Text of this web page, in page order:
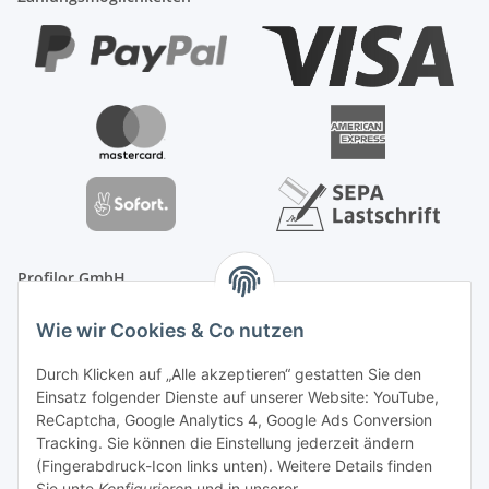
Profilor GmbH
OdF.Platz 2
16775 Löwenberger Land
Telefon: +49 (0) 33094-719-8719
E-Mail: info (ät) treppe99 (Punkt) de
Wie wir Cookies & Co nutzen
Durch Klicken auf „Alle akzeptieren“ gestatten Sie den
Einsatz folgender Dienste auf unserer Website: YouTube,
ReCaptcha, Google Analytics 4, Google Ads Conversion
Tracking. Sie können die Einstellung jederzeit ändern
(Fingerabdruck-Icon links unten). Weitere Details finden